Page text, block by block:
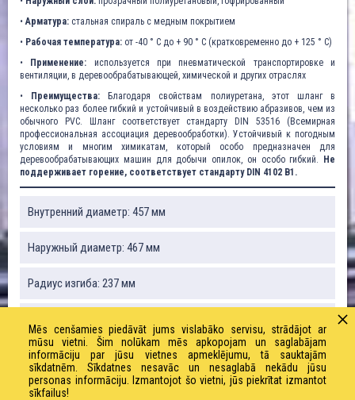
•Арматура: стальная спираль с медным покрытием
• Рабочая температура: от -40 ° C до + 90 ° C (кратковременно до + 125 ° C)
•
Применение: используется при пневматической транспортировке и
вентиляции, в деревообрабатывающей, химической и других отраслях
•
Преимущества: Благодаря свойствам полиуретана, этот шланг в
несколько раз более гибкий и устойчивый в воздействию абразивов, чем из
обычного PVC. Шланг соответствует стандарту DIN 53516 (Всемирная
профессиональная ассоциация деревообработки). Устойчивый к погодным
условиям и многим химикатам, который особо предназначен для
деревообрабатывающих машин для добычи опилок, он особо гибкий.
Не
поддерживает горение, соответствует стандарту DIN 4102 B1.
Внутренний диаметр: 457 мм
Наружный диаметр: 467 мм
Радиус изгиба: 237 мм
Вес: 3100 г / м
Рабочее давление: 0,12 бар
Mēs cenšamies piedāvāt jums vislabāko servisu, strādājot ar
mūsu vietni. Šim nolūkam mēs apkopojam un saglabājam
informāciju par jūsu vietnes apmeklējumu, tā sauktajām
sīkdatnēm. Sīkdatnes nesavāc un nesaglabā nekādu jūsu
personas informāciju. Izmantojot šo vietni, jūs piekrītat izmantot
sīkfailus!